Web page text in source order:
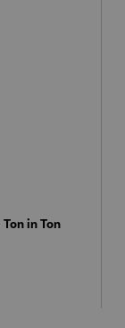
in Ton